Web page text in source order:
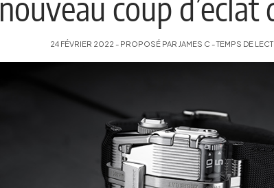
nouveau coup d’éclat
24 FÉVRIER 2022 - PROPOSÉ PAR JAMES C - TEMPS DE